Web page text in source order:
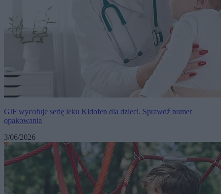
GIF wycofuje serię leku Kidofen dla dzieci. Sprawdź numer
opakowania
3/06/2026